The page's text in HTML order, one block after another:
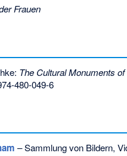
Frauen
The Cultural Monuments
480-049-6
– Sammlung von Bildern,